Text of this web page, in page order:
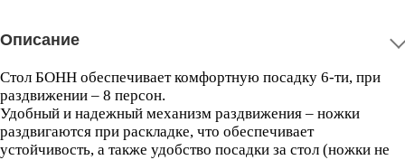
Описание
Стол БОНН обеспечивает комфортную посадку 6-ти, при
раздвижении – 8 персон.
Удобный и надежный механизм раздвижения – ножки
раздвигаются при раскладке, что обеспечивает
устойчивость, а также удобство посадки за стол (ножки не